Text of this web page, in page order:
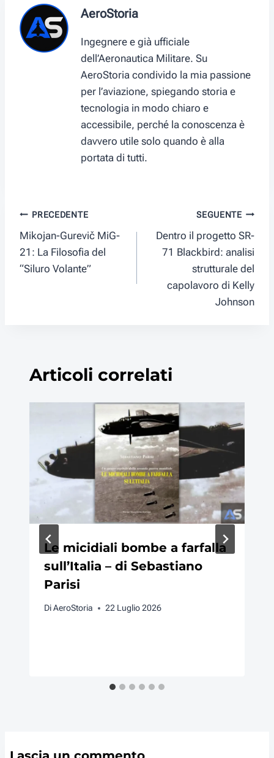
e
r
)
k
s
t
AeroStoria
Ingegnere e già ufficiale
dell’Aeronautica Militare. Su
AeroStoria condivido la mia passione
per l’aviazione, spiegando storia e
tecnologia in modo chiaro e
accessibile, perché la conoscenza è
davvero utile solo quando è alla
portata di tutti.
Navigazione
articoli
PRECEDENTE
Mikojan-Gurevič MiG-
21: La Filosofia del
“Siluro Volante”
SEGUENTE
Dentro il progetto SR-
71 Blackbird: analisi
strutturale del
capolavoro di Kelly
Johnson
Articoli correlati
Le micidiali bombe a farfalla
sull’Italia – di Sebastiano
Parisi
DiAeroStoria 22 Luglio 2026